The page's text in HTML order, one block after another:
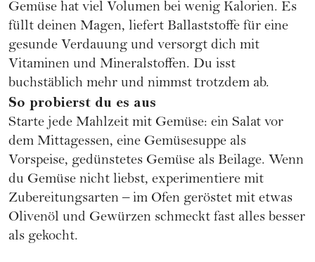
Gemüse hat viel Volumen bei wenig Kalorien. Es
füllt deinen Magen, liefert Ballaststoffe für eine
gesunde Verdauung und versorgt dich mit
Vitaminen und Mineralstoffen. Du isst
buchstäblich mehr und nimmst trotzdem ab.
So probierst du es aus
Starte jede Mahlzeit mit Gemüse: ein Salat vor
dem Mittagessen, eine Gemüsesuppe als
Vorspeise, gedünstetes Gemüse als Beilage. Wenn
du Gemüse nicht liebst, experimentiere mit
Zubereitungsarten – im Ofen geröstet mit etwas
Olivenöl und Gewürzen schmeckt fast alles besser
als gekocht.